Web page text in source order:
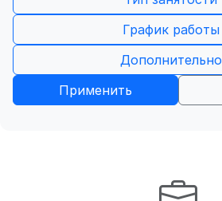
График работы
Дополнительно
Применить